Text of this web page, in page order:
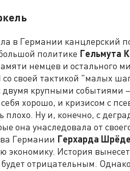
в Германии канцлерский
политике Гельмута
немцев и остального
своей тактикой "малых
двумя крупными событиями
хорошо, и кризисом с
плохо. Ну и, конечно, с
она унаследовала от
Германии Герхарда
экономику. История
отрицательным.